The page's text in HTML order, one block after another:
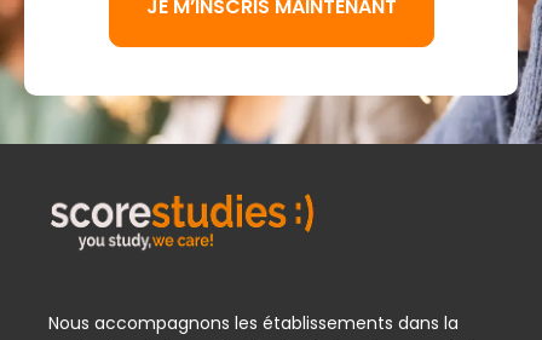
JE M’INSCRIS MAINTENANT
Nous accompagnons les établissements dans la